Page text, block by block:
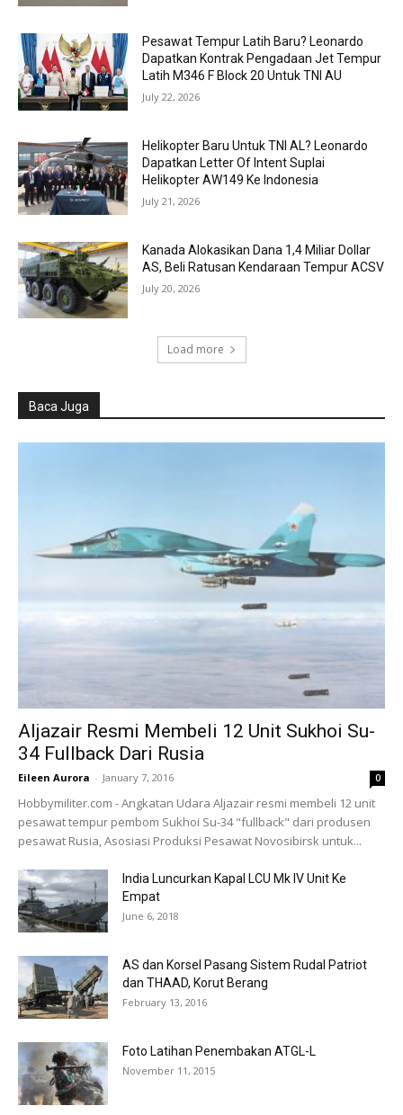
Pesawat Tempur Latih Baru? Leonardo
Dapatkan Kontrak Pengadaan Jet Tempur
Latih M346 F Block 20 Untuk TNI AU
July 22, 2026
Helikopter Baru Untuk TNI AL? Leonardo
Dapatkan Letter Of Intent Suplai
Helikopter AW149 Ke Indonesia
July 21, 2026
Kanada Alokasikan Dana 1,4 Miliar Dollar
AS, Beli Ratusan Kendaraan Tempur ACSV
July 20, 2026
Load more
Baca Juga
Aljazair Resmi Membeli 12 Unit Sukhoi Su-
34 Fullback Dari Rusia
Eileen Aurora - January 7, 2016 0
Hobbymiliter.com - Angkatan Udara Aljazair resmi membeli 12 unit
pesawat tempur pembom Sukhoi Su-34 "fullback" dari produsen
pesawat Rusia, Asosiasi Produksi Pesawat Novosibirsk untuk...
India Luncurkan Kapal LCU Mk IV Unit Ke
Empat
June 6, 2018
AS dan Korsel Pasang Sistem Rudal Patriot
dan THAAD, Korut Berang
February 13, 2016
Foto Latihan Penembakan ATGL-L
November 11, 2015